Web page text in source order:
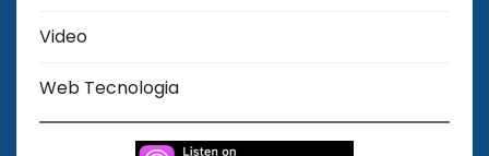
Video
Web Tecnologia